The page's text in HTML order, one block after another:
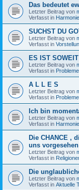
Das bedeutet
Letzter Beitrag von
Verfasst in
SUCHST DU
Letzter Beitrag von
Verfasst in
ES IST SOWEIT
Letzter Beitrag von
Verfasst in
A L L E S
Letzter Beitrag von
Verfasst in
Ich bin
Letzter Beitrag von
Verfasst in
Die CHANCE ,
uns
Letzter Beitrag von
Verfasst in
Die
Letzter Beitrag von
Verfasst in Aktuelle